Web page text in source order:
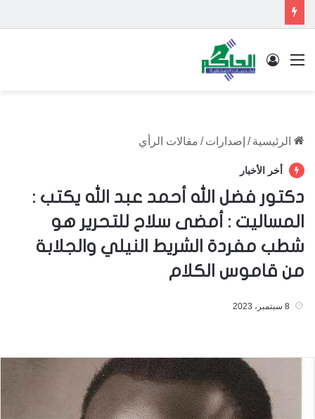
القائمة تسجيل الدخول
الرئيسية / إصدارات / مقالات الرأي
أخر الأخبار
دكتور فضل الله أحمد عبد الله يكتب :
المساليت : أمضى سلاح للتحرير هو
شطب مفردة الشريط النيلي والجلابة
من قاموس الكلام
8 سبتمبر، 2023